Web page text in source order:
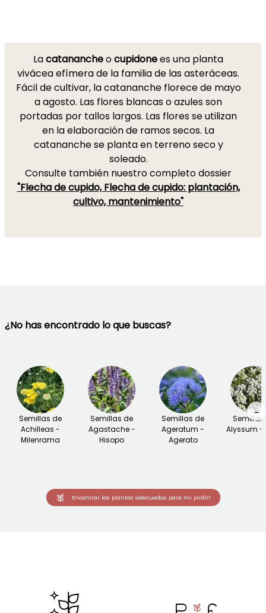
Lacatanancheocupidonees una planta
vivácea efímera de la familia de las asteráceas.
Fácil de cultivar, la catananche florece de mayo
a agosto. Las flores blancas o azules son
portadas por tallos largos. Las flores se utilizan
en la elaboración de ramos secos. La
catananche se planta en terreno seco y
soleado.
Consulte también nuestro completo dossier
"Flecha de cupido, Flecha de cupido: plantación,
cultivo, mantenimiento"
¿No has encontrado lo que buscas?
Semillas de
Achilleas -
Milenrama
Semillas de
Agastache -
Hisopo
Semillas de
Ageratum -
Agerato
Semillas
Alyssum -
→
Encontrar las plantas adecuadas para mi jardín